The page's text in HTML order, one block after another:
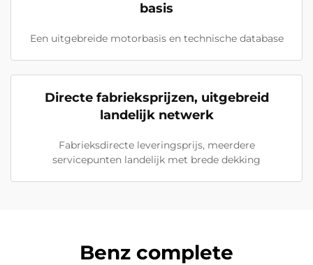
basis
Een uitgebreide motorbasis en technische database
Directe fabrieksprijzen, uitgebreid
landelijk netwerk
Fabrieksdirecte leveringsprijs, meerdere
servicepunten landelijk met brede dekking
Benz complete